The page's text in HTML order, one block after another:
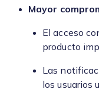
Mayor
El acceso
producto
Las
los usuarios